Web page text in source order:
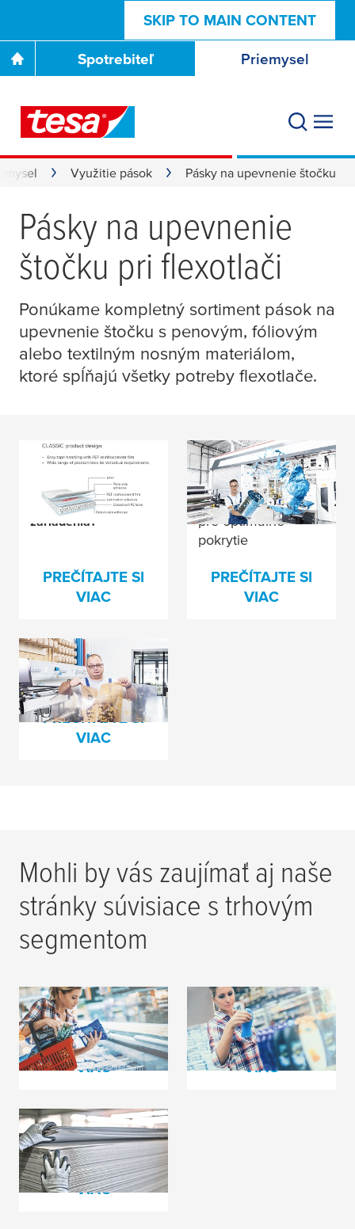
SKIP TO MAIN CONTENT
Spotrebiteľ Priemysel
Využitie pások Pásky na upevnenie štočku
Pásky na upevnenie
štočku pri flexotlači
Ponúkame kompletný sortiment pások na
upevnenie štočku s penovým, fóliovým
alebo textilným nosným materiálom,
ktoré spĺňajú všetky potreby flexotlače.
Tajomstvo každého
spokojného
tlačiarenského
zariadenia?
PREČÍTAJTE SI
VIAC
Snažíte sa vyriešiť
problémy s dierkami?
Máme lepší nápad
pre optimálne
pokrytie
PREČÍTAJTE SI
VIAC
Poškodenie štočkov
je nepríjmené v
mnohých ohľadoch
PREČÍTAJTE SI
VIAC
Mohli by vás zaujímať aj naše
stránky súvisiace s trhovým
segmentom
Potlač flexibilných
obalov
PREČÍTAJTE SI
VIAC
Tlač etikiet
PREČÍTAJTE SI
VIAC
Výroba vlnitej
lepenky
PREČÍTAJTE SI
VIAC